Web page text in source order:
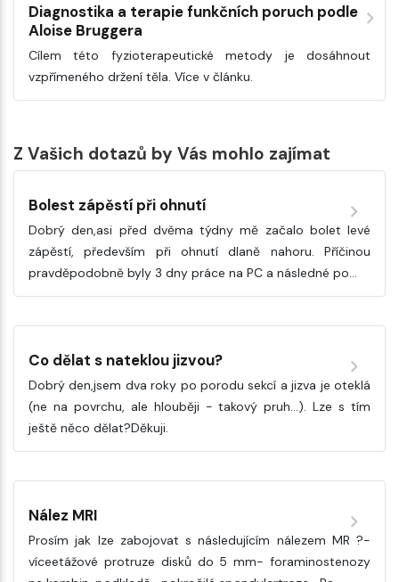
Diagnostika a terapie funkčních poruch podle
Aloise Bruggera
Cílem této fyzioterapeutické metody je dosáhnout
vzpřímeného držení těla. Více v článku.
Z Vašich dotazů by Vás mohlo zajímat
Bolest zápěstí při ohnutí
Dobrý den,asi před dvěma týdny mě začalo bolet levé
zápěstí, především při ohnutí dlaně nahoru. Příčinou
pravděpodobně byly 3 dny práce na PC a následné po…
Co dělat s nateklou jizvou?
Dobrý den,jsem dva roky po porodu sekcí a jizva je oteklá
(ne na povrchu, ale hlouběji - takový pruh...). Lze s tím
ještě něco dělat?Děkuji.
Nález MRI
Prosím jak lze zabojovat s následujícím nálezem MR ?-
víceetážové protruze disků do 5 mm- foraminostenozy